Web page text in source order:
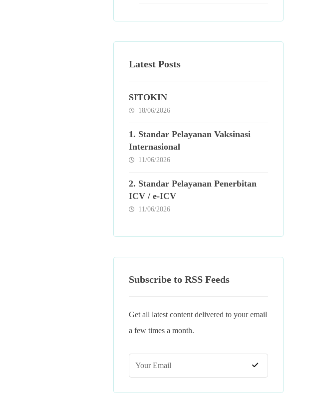
Latest Posts
SITOKIN
18/06/2026
1. Standar Pelayanan Vaksinasi
Internasional
11/06/2026
2. Standar Pelayanan Penerbitan
ICV / e-ICV
11/06/2026
Subscribe to RSS Feeds
Get all latest content delivered to your email
a few times a month.